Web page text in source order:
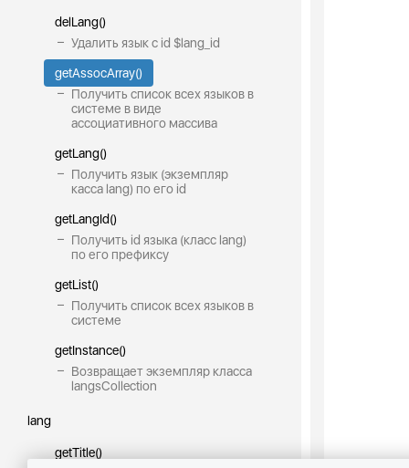
delLang()
Удалить язык с id $lang_id
getAssocArray()
Получить список всех языков в
системе в виде
ассоциативного массива
getLang()
Получить язык (экземпляр
касса lang) по его id
getLangId()
Получить id языка (класс lang)
по его префиксу
getList()
Получить список всех языков в
системе
getInstance()
Возвращает экземпляр класса
langsCollection
lang
getTitle()